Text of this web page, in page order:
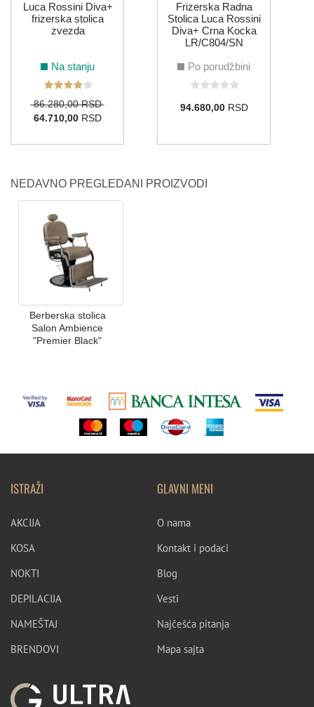
Luca Rossini Diva+
frizerska stolica
zvezda
Na stanju
86.280,00 RSD
64.710,00RSD
Frizerska Radna
Stolica Luca Rossini
Diva+ Crna Kocka
LR/C804/SN
Po porudžbini
94.680,00RSD
NEDAVNO PREGLEDANI PROIZVODI
Berberska stolica
Salon Ambience
"Premier Black"
ISTRAŽI
AKCIJA
KOSA
NOKTI
DEPILACIJA
NAMEŠTAJ
BRENDOVI
GLAVNI MENI
O nama
Kontakt i podaci
Blog
Vesti
Najčešća pitanja
Mapa sajta